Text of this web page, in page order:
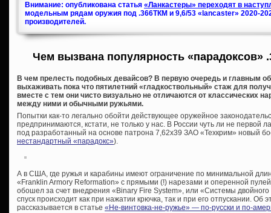
Внимание: опубликована статья «Ланкастеры» переходят в
модельным рядам оружия под .366ТКМ и 9,6/53 «lancaster» 2020-
производителей.
Чем вызвана популярность «парадоксов»
В чем прелесть подобных девайсов? В первую очередь и главным
выхаживать пока что пятилетний «гладкоствольный» стаж для
вместе с тем они чисто визуально не отличаются от классических
между ними и обычными ружьями.
Попытки как-то легально обойти действующее оружейное
предпринимаются, кстати, не только у нас. В России чуть ли не первой
под разработанный на основе патрона 7,62х39 ЗАО «Техкрим» новый
нестандартный «парадокс»).
А в США, где ружья и карабины имеют ограничение по минимальной
«Franklin Armory Reformation» с прямыми (!) нарезами и оперенной
обошел за счет внедрения «Binary Fire System», или «Системы
спуск происходит как при нажатии крючка, так и при его отпускании. Об
рассказывается в статье «Не-винтовка-не-ружье» — по-русски и по-